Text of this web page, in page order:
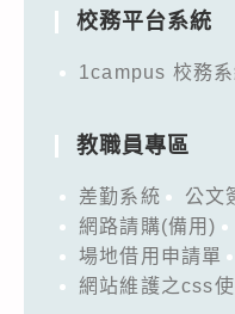
校務平台系統
1campus 校務
教職員專區
差勤系統 公文
網路請購(備用)
場地借用申請單
網站維護之css